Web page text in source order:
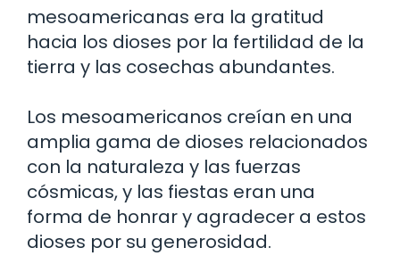
mesoamericanas era la gratitud
hacia los dioses por la fertilidad de la
tierra y las cosechas abundantes.
Los mesoamericanos creían en una
amplia gama de dioses relacionados
con la naturaleza y las fuerzas
cósmicas, y las fiestas eran una
forma de honrar y agradecer a estos
dioses por su generosidad.